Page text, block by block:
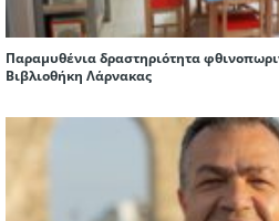
Παραμυθένια δραστηριότητα
Βιβλιοθήκη Λάρνακας